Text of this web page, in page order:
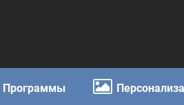
Программы